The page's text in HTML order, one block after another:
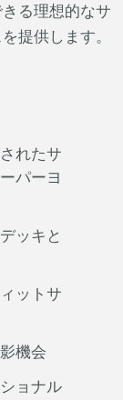
る理想的なサ
提供します。
れたサ
パーヨ
ッキと
ットサ
機会
ョナル